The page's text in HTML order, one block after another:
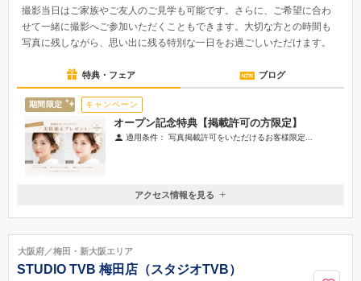
撮影当日はご家族やご友人のご見学も可能です。さらに、ご希望に合わ
せて一緒に撮影へご参加いただくこともできます。大切な方との時間も
写真に残しながら、思い出に残る特別な一日をお過ごしいただけます。
特典・フェア ブログ
期間限定 キャンペーン
オープン記念特典【掲載許可の方限定】
適用条件： 写真掲載許可をいただけるお客様限定...
大阪府大阪市西区立売堀2丁目1-9 日建ビル 7F
8分 中央線・千日前線 「阿波座駅」2番出口から徒歩8分 大阪メトロ長堀鶴
見緑地線 「西大橋駅」1番出口から徒歩6分
アクセス情報を見る
大阪府／梅田・新大阪エリア
STUDIO TVB 梅田店（スタジオTVB）